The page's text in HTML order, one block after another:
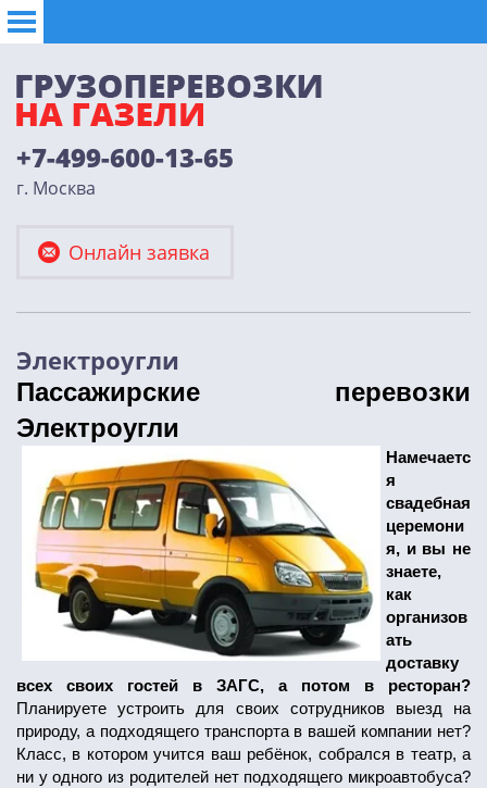
+7-499-600-13-65
г. Москва
Онлайн заявка
Электроугли
Пассажирские перевозки
Электроугли
Намечаетс
я
свадебная
церемони
я, и вы не
знаете,
как
организов
ать
доставку
всех своих гостей в ЗАГС, а потом в ресторан?
Планируете устроить для своих сотрудников выезд на
природу, а подходящего транспорта в вашей компании нет?
Класс, в котором учится ваш ребёнок, собрался в театр, а
ни у одного из родителей нет подходящего микроавтобуса?